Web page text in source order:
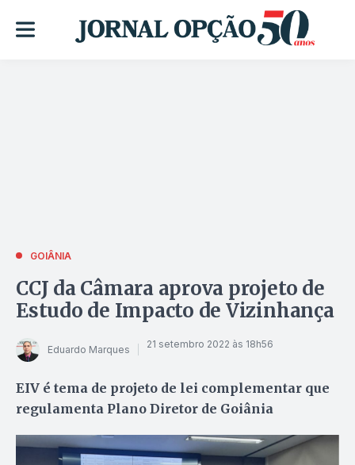
GOIÂNIA
CCJ da Câmara aprova projeto de
Estudo de Impacto de Vizinhança
Eduardo Marques 21 setembro 2022 às 18h56
EIV é tema de projeto de lei complementar que
regulamenta Plano Diretor de Goiânia